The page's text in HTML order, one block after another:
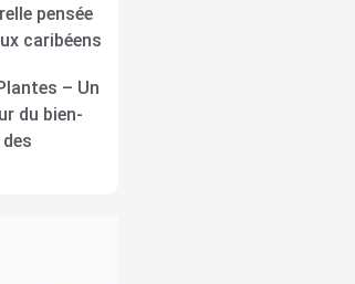
pensée
caribéens
– Un
du bien-